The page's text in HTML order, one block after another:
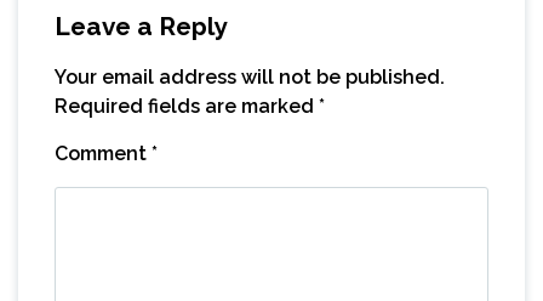
Leave a Reply
Your email address will not be published.
Required fields are marked *
Comment *